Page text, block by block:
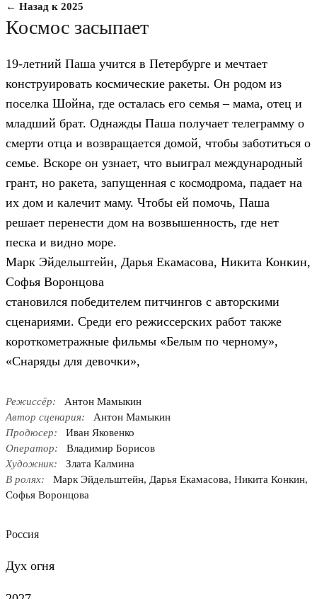
← Назад к 2025
Космос засыпает
19-летний Паша учится в Петербурге и мечтает
конструировать космические ракеты. Он родом из
поселка Шойна, где осталась его ceмья – мама, отец и
младший брат. Однажды Паша получает телеграмму о
смерти отца и возвращается домой, чтобы заботиться о
семье. Вскоре он узнает, что выиграл международный
грант, но ракета, запущенная с космодрома, падает на
их дом и калечит маму. Чтобы ей помочь, Паша
решает перенести дом на возвышенность, где нет
песка и видно море.
Марк Эйдельштейн, Дарья Екамасова, Никита Конкин,
Софья Воронцова
становился победителем питчингов с авторскими
сценариями. Среди его режиссерских работ также
короткометражные фильмы «Белым по черному»,
«Снаряды для девочки»,
Режиссёр:
Антон Мамыкин
Автор сценария:
Антон Мамыкин
Продюсер:
Иван Яковенко
Оператор:
Владимир Борисов
Художник:
Злата Калмина
В ролях:
Марк Эйдельштейн, Дарья Екамасова, Никита Конкин,
Софья Воронцова
Россия
Дух огня